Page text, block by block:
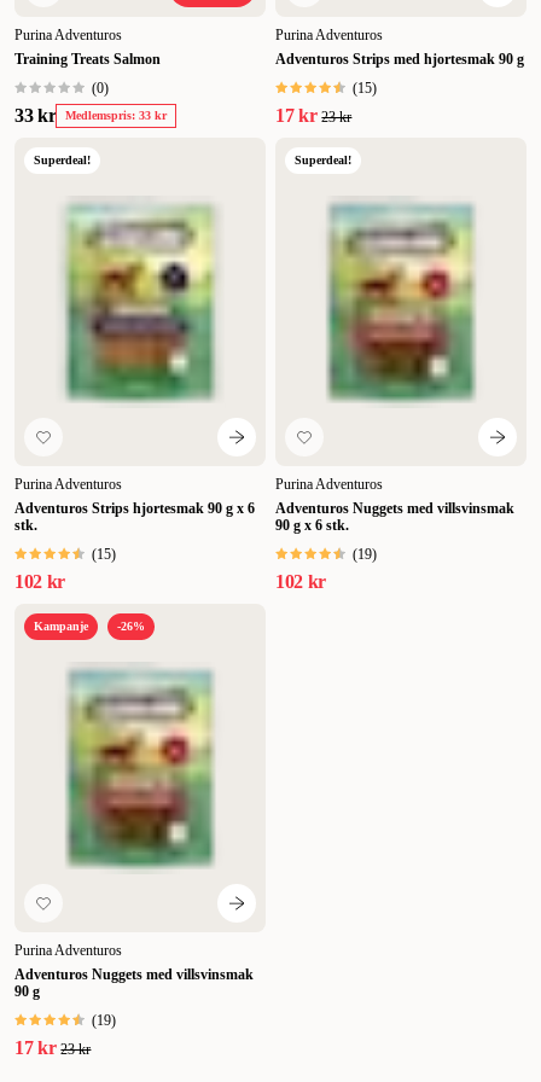
Purina Adventuros
Training Treats Salmon
(0)
33 kr Medlemspris: 33 kr
Purina Adventuros
Adventuros Strips med hjortesmak 90 g
(15)
17 kr 23 kr
Superdeal!
Purina Adventuros
Adventuros Strips hjortesmak 90 g x 6
stk.
(15)
102 kr
Superdeal!
Purina Adventuros
Adventuros Nuggets med villsvinsmak
90 g x 6 stk.
(19)
102 kr
Kampanje -26%
Purina Adventuros
Adventuros Nuggets med villsvinsmak
90 g
(19)
17 kr 23 kr